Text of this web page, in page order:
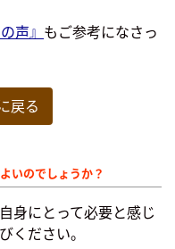
声』 もご参考になさっ
戻る
いのでしょうか？
身にとって必要と感じ
ください。